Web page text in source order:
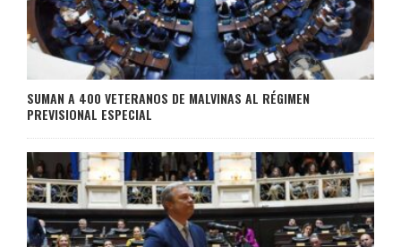
SUMAN A 400 VETERANOS DE MALVINAS AL RÉGIMEN
PREVISIONAL ESPECIAL